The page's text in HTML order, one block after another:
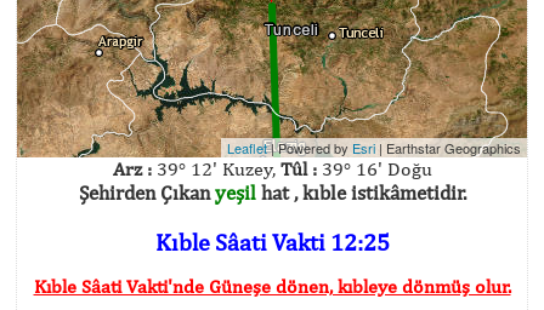
Leaflet| Powered by Esri | Earthstar Geographics
Arz :39° 12' Kuzey, Tûl :39° 16' Doğu
Şehirden Çıkanyeşilhat , kıble istikâmetidir.
Kıble Sâati Vakti 12:25
Kıble Sâati Vakti'nde Güneşe dönen, kıbleye dönmüş olur.